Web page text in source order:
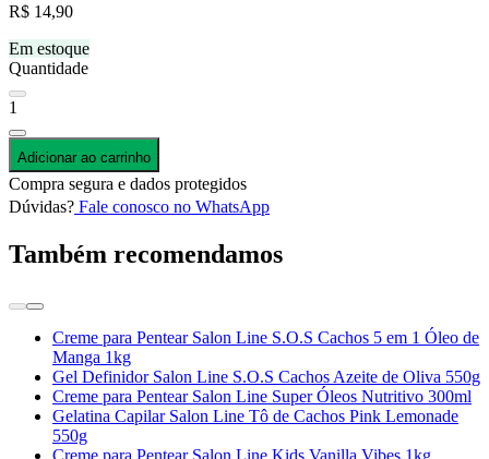
R$ 14,90
Em estoque
Quantidade
1
Adicionar ao carrinho
Compra segura e dados protegidos
Dúvidas? Fale conosco no WhatsApp
Também recomendamos
Creme para Pentear Salon Line S.O.S Cachos 5 em 1 Óleo de
Manga 1kg
Gel Definidor Salon Line S.O.S Cachos Azeite de Oliva 550g
Creme para Pentear Salon Line Super Óleos Nutritivo 300ml
Gelatina Capilar Salon Line Tô de Cachos Pink Lemonade
550g
Creme para Pentear Salon Line Kids Vanilla Vibes 1kg